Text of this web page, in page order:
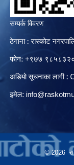
सम्पर्क विवरण
ठेगाना : रास्कोट
फोन: +९७७
अडियो सूचनाका लागी
इमेल:
© 2026